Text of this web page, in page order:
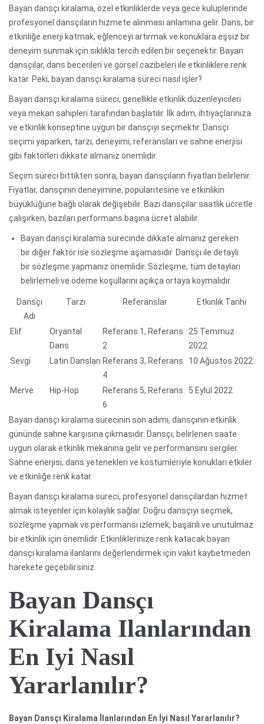
Bayan dansçı kiralama, özel etkinliklerde veya gece kulüplerinde
profesyonel dansçıların hizmete alınması anlamına gelir. Dans, bir
etkinliğe enerji katmak, eğlenceyi artırmak ve konuklara eşsiz bir
deneyim sunmak için sıklıkla tercih edilen bir seçenektir. Bayan
dansçılar, dans becerileri ve görsel cazibeleri ile etkinliklere renk
katar. Peki, bayan dansçı kiralama süreci nasıl işler?
Bayan dansçı kiralama süreci, genellikle etkinlik düzenleyicileri
veya mekan sahipleri tarafından başlatılır. İlk adım, ihtiyaçlarınıza
ve etkinlik konseptine uygun bir dansçıyı seçmektir. Dansçı
seçimi yaparken, tarzı, deneyimi, referansları ve sahne enerjisi
gibi faktörleri dikkate almanız önemlidir.
Seçim süreci bittikten sonra, bayan dansçıların fiyatları belirlenir.
Fiyatlar, dansçının deneyimine, popülaritesine ve etkinlikin
büyüklüğüne bağlı olarak değişebilir. Bazı dansçılar saatlik ücretle
çalışırken, bazıları performans başına ücret alabilir.
Bayan dansçı kiralama sürecinde dikkate almanız gereken
bir diğer faktör ise sözleşme aşamasıdır. Dansçı ile detaylı
bir sözleşme yapmanız önemlidir. Sözleşme, tüm detayları
belirlemeli ve ödeme koşullarını açıkça ortaya koymalıdır.
Dansçı
Adı
Tarzı Referanslar Etkinlik Tarihi
Elif
Oryantal
Dans
Referans 1, Referans
2
25 Temmuz
2022
Sevgi
Latin Dansları Referans 3, Referans
4
10 Ağustos 2022
Merve Hip-Hop
Referans 5, Referans
6
5 Eylül 2022
Bayan dansçı kiralama sürecinin son adımı, dansçının etkinlik
gününde sahne karşısına çıkmasıdır. Dansçı, belirlenen saate
uygun olarak etkinlik mekanına gelir ve performansını sergiler.
Sahne enerjisi, dans yetenekleri ve kostümleriyle konukları etkiler
ve etkinliğe renk katar.
Bayan dansçı kiralama süreci, profesyonel dansçılardan hizmet
almak isteyenler için kolaylık sağlar. Doğru dansçıyı seçmek,
sözleşme yapmak ve performansı izlemek, başarılı ve unutulmaz
bir etkinlik için önemlidir. Etkinliklerinize renk katacak bayan
dansçı kiralama ilanlarını değerlendirmek için vakit kaybetmeden
harekete geçebilirsiniz.
Bayan Dansçı
Kiralama Ilanlarından
En Iyi Nasıl
Yararlanılır?
Bayan Dansçı Kiralama İlanlarından En İyi Nasıl Yararlanılır?